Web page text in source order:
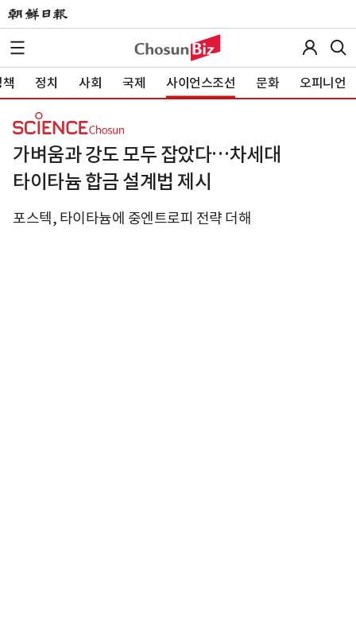
정치 사회 국제 사이언스조선 문화 오피니언
가벼움과 강도 모두 잡았다…차세대
타이타늄 합금 설계법 제시
포스텍, 타이타늄에 중엔트로피 전략 더해